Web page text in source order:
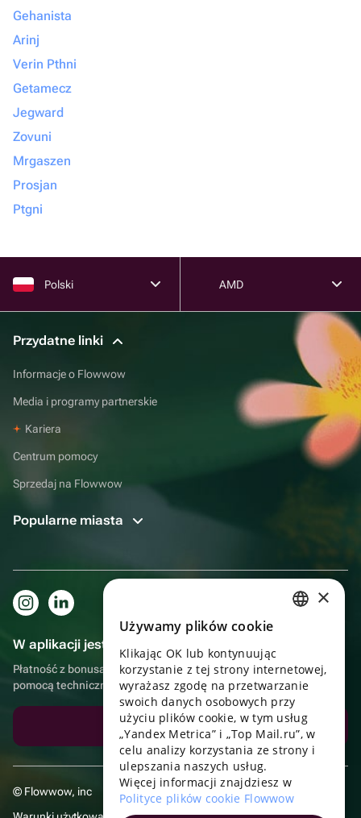
Gehanista
Arinj
Verin Pthni
Getamecz
Jegward
Zovuni
Mrgaszen
Prosjan
Ptgni
Polski AMD
Przydatne linki
Informacje o Flowwow
Media i programy partnerskie
Kariera
Centrum pomocy
Sprzedaj na Flowwow
Popularne miasta
W aplikacji jest to jeszcze wygodniejsze!
Płatność z bonusami, samodzielna dostawa, wygodny czat z
pomocą techniczną
Pobierz aplikację
© Flowwow, inc
UKRAINIAN
PORTUGUESE
SPANISH
×
Używamy plików cookie
Klikając OK lub kontynuując
korzystanie z tej strony internetowej,
wyrażasz zgodę na przetwarzanie
swoich danych osobowych przy
użyciu plików cookie, w tym usług
„Yandex Metrica” i „Top Mail.ru”, w
celu analizy korzystania ze strony i
ulepszania naszych usług.
Więcej informacji znajdziesz w
Polityce plików cookie Flowwow